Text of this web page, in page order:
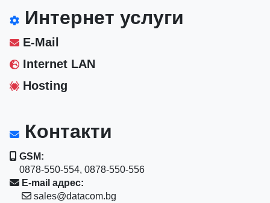
Интернет услуги
E-Mail
Internet LAN
Hosting
Контакти
GSM:
0878-550-554, 0878-550-556
E-mail адрес:
sales@datacom.bg